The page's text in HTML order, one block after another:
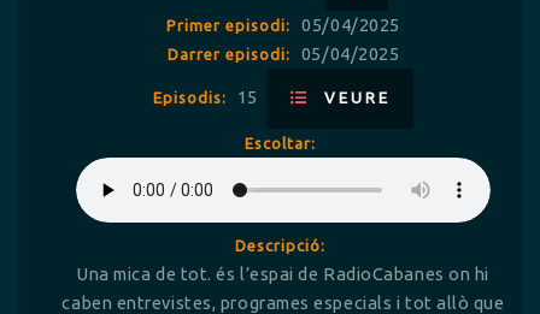
Primer episodi: 05/04/2025
Darrer episodi: 05/04/2025
Episodis: 15 VEURE
Escoltar:
Descripció:
Una mica de tot. és l’espai de RadioCabanes on hi
caben entrevistes, programes especials i tot allò que